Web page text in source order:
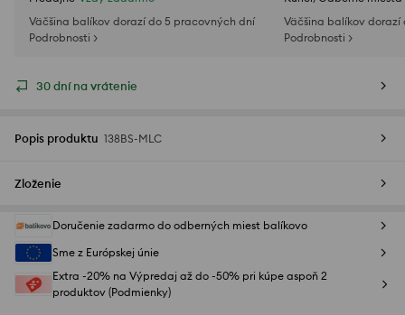
Väčšina balíkov dorazí do 5 pracovných dní
Podrobnosti >
Väčšina balíkov
Podrobnosti >
30 dní na vrátenie
Popis produktu 138BS-MLC
Zloženie
Doručenie zadarmo do odberných miest balíkovo
Sme z Európskej únie
Extra -20% na Výpredaj až do -50% pri kúpe aspoň 2
produktov (Podmienky)